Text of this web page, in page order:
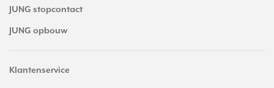
JUNG stopcontact
JUNG opbouw
Klantenservice